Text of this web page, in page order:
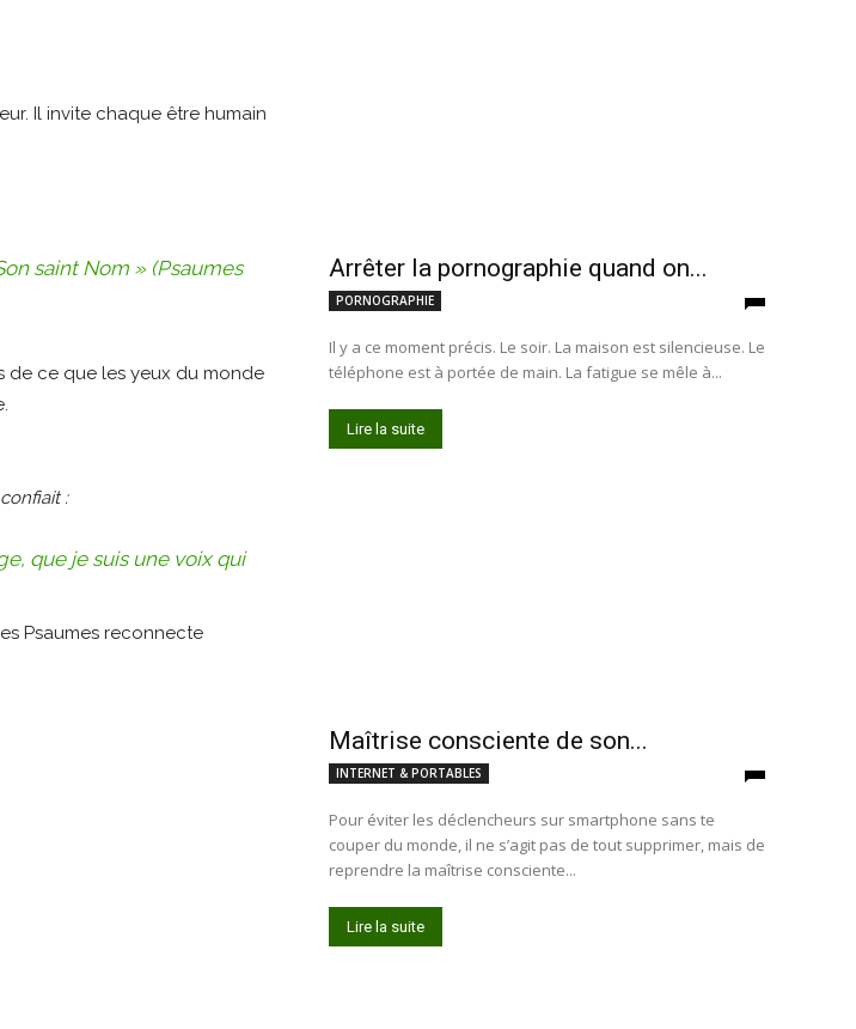
Il invite chaque être humain
saint Nom » (Psaumes
de ce que les yeux du monde
:
que je suis une voix qui
Psaumes reconnecte
Arrêter la pornographie quand on...
PORNOGRAPHIE
Il y a ce moment précis. Le soir. La maison est silencieuse. Le
téléphone est à portée de main. La fatigue se mêle à...
Lire la suite
Maîtrise consciente de son...
INTERNET & PORTABLES
Pour éviter les déclencheurs sur smartphone sans te
couper du monde, il ne s’agit pas de tout supprimer, mais de
reprendre la maîtrise consciente...
Lire la suite